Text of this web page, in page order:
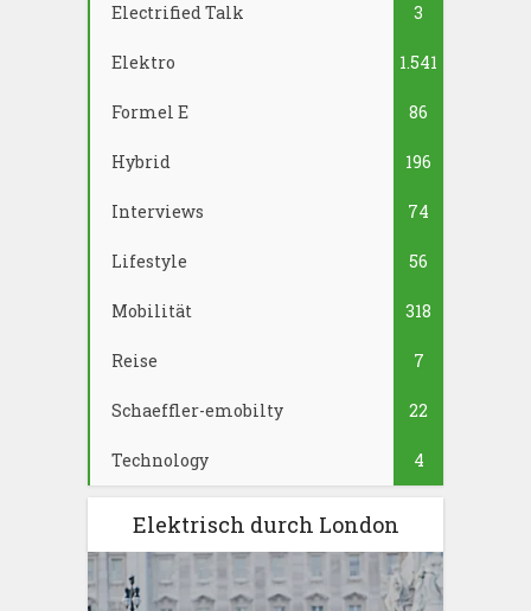
Electrified Talk 3
Elektro 1.541
Formel E 86
Hybrid 196
Interviews 74
Lifestyle 56
Mobilität 318
Reise 7
Schaeffler-emobilty 22
Technology 4
Elektrisch durch London